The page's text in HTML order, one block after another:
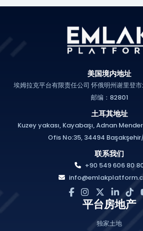
美国境内地址
埃姆拉克平台有限责任公司 怀俄明州谢里登
邮编：82801
土耳其地址
Kuzey yakası, Kayabaşı, Adnan
Ofis No:35, 34494
联系我们
+90 549 606 80
平台房地产
独家土地